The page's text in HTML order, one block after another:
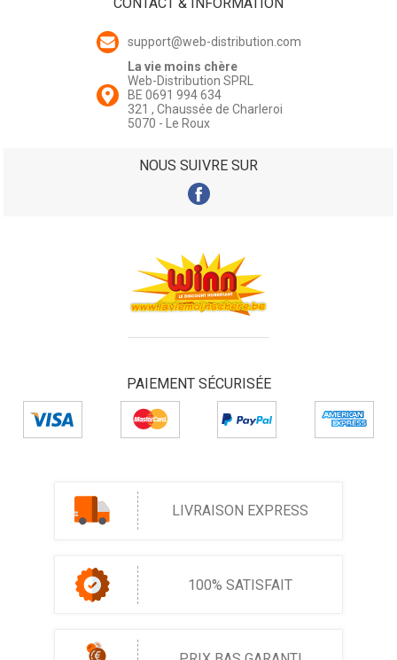
support@web-distribution.com
La vie moins chère
Web-Distribution SPRL
BE 0691 994 634
321 , Chaussée de Charleroi
5070 - Le Roux
NOUS SUIVRE SUR
PAIEMENT SÉCURISÉE
LIVRAISON EXPRESS
100% SATISFAIT